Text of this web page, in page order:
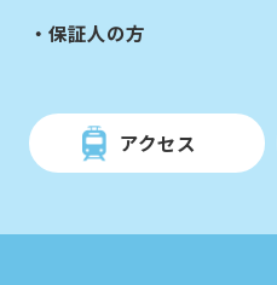
保証人の方
アクセス